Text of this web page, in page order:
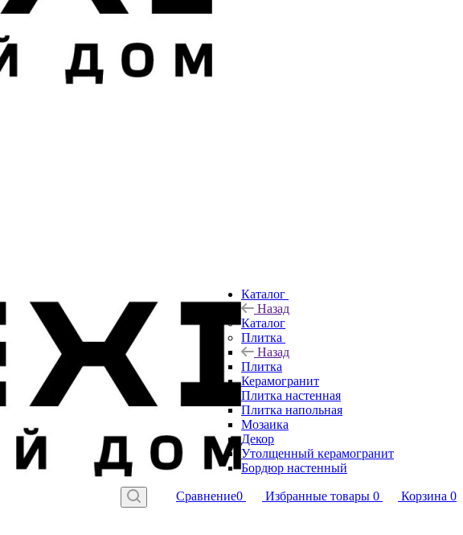
Сравнение0 Избранные товары 0 Корзина 0
Каталог
Назад
Каталог
Плитка
Назад
Плитка
Керамогранит
Плитка настенная
Плитка напольная
Мозаика
Декор
Утолщенный керамогранит
Бордюр настенный